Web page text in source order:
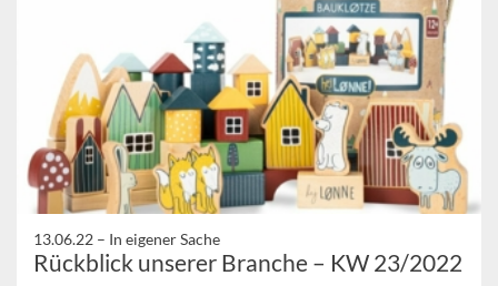
13.06.22 – In eigener Sache
Rückblick unserer Branche – KW 23/2022